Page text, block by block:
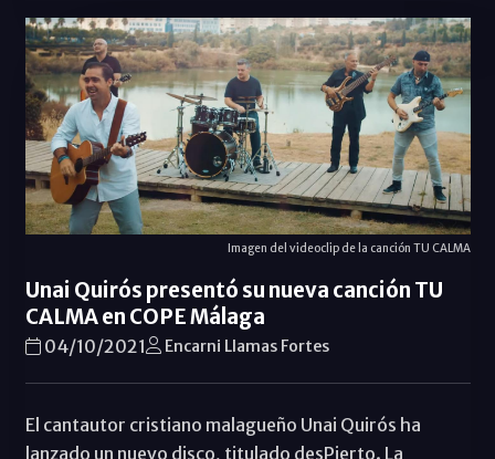
Imagen del videoclip de la canción TU CALMA
Unai Quirós presentó su nueva canción TU
CALMA en COPE Málaga
04/10/2021 Encarni Llamas Fortes
El cantautor cristiano malagueño Unai Quirós ha
lanzado un nuevo disco, titulado desPierto. La